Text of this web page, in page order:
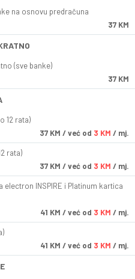
na osnovu predračuna
37 KM
(sve banke)
37 KM
12 rata)
37 KM / već od 3 KM / mj.
rata)
37 KM / već od 3 KM / mj.
electron INSPIRE i Platinum kartica
41 KM / već od 3 KM / mj.
41 KM / već od 3 KM / mj.